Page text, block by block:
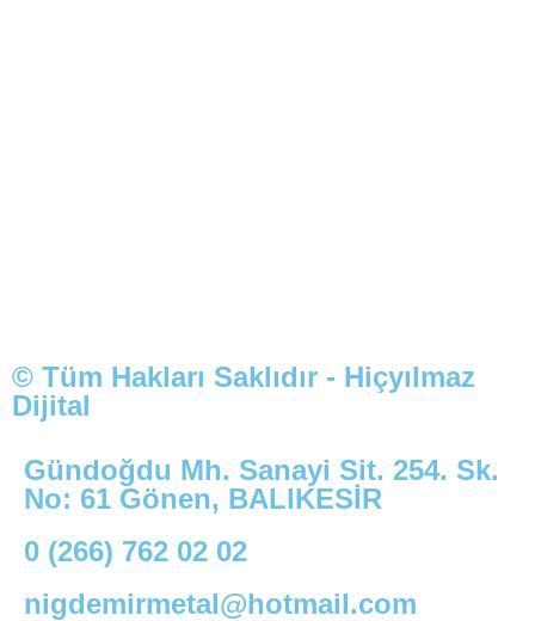
© Tüm Hakları Saklıdır - Hiçyılmaz
Dijital
Gündoğdu Mh. Sanayi Sit. 254. Sk.
No: 61 Gönen, BALIKESİR
0 (266) 762 02 02
nigdemirmetal@hotmail.com